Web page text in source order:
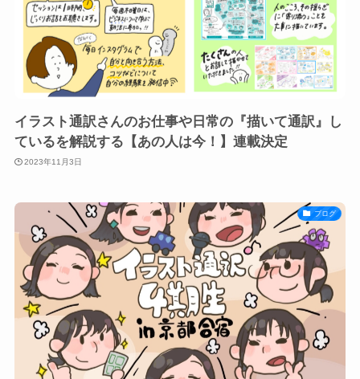
イラスト通訳さんのお仕事や日常の『描いて通訳』し
ているを解説する【あの人は今！】連載決定
2023年11月3日
ブログ